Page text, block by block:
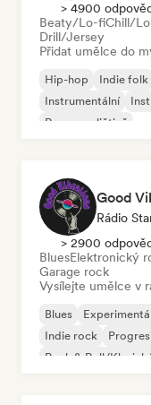
> 4900
Beaty/Lo-fiChill/
Drill/Jersey
Přidat umělce do
Hip-hop Indie folk
Instrumentální
Rap v angličtině
Good
Rádio
> 2900
BluesElektronický
Garage rock
Vysílejte umělce v
Blues
Indie rock
Rock & Roll/